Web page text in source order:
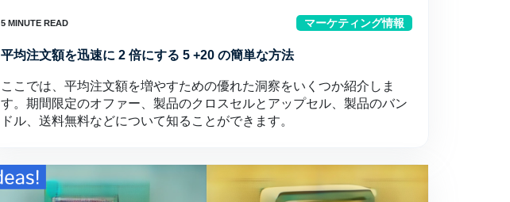
マーケティング情報
平均注文額を迅速に 2 倍にする 5 +20 の簡単な方法
ここでは、平均注文額を増やすための優れた洞察をいくつか紹介しま
す。期間限定のオファー、製品のクロスセルとアップセル、製品のバン
ドル、送料無料などについて知ることができます。